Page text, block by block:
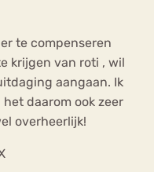
te compenseren
krijgen van roti , wil
aangaan. Ik
daarom ook zeer
overheerlijk!